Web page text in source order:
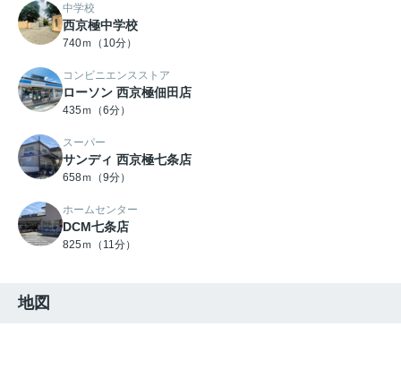
中学校
西京極中学校
740ｍ（10分）
コンビニエンスストア
ローソン 西京極佃田店
435ｍ（6分）
スーパー
サンディ 西京極七条店
658ｍ（9分）
ホームセンター
DCM七条店
825ｍ（11分）
地図